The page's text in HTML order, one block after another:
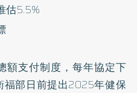
估5.5%
額支付制度，每年協定下
福部日前提出2025年健保